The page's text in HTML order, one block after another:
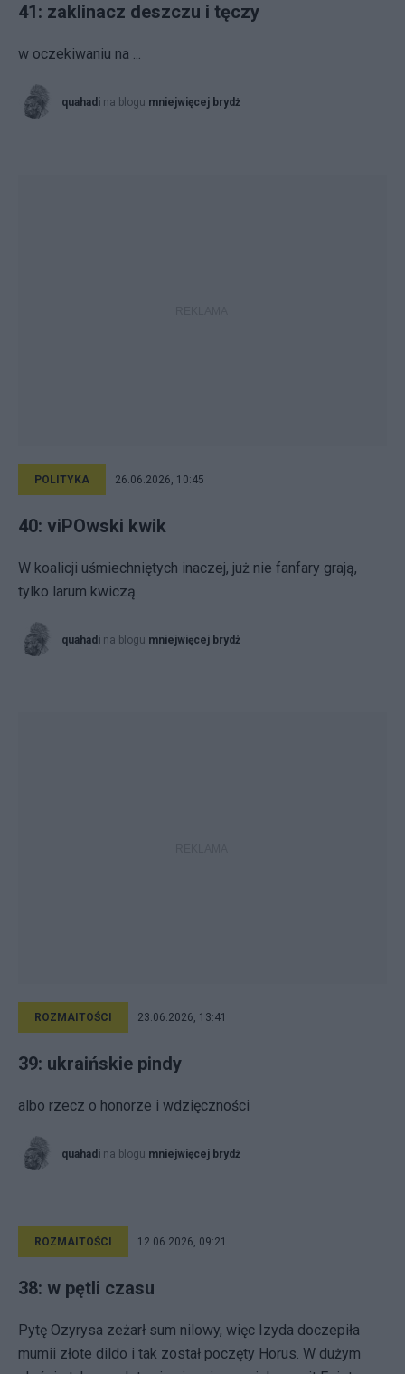
41: zaklinacz deszczu i tęczy
w oczekiwaniu na ...
quahadi na blogu mniejwięcej brydż
POLITYKA 26.06.2026, 10:45
40: viPOwski kwik
W koalicji uśmiechniętych inaczej, już nie fanfary grają,
tylko larum kwiczą
quahadi na blogu mniejwięcej brydż
ROZMAITOŚCI 23.06.2026, 13:41
39: ukraińskie pindy
albo rzecz o honorze i wdzięczności
quahadi na blogu mniejwięcej brydż
ROZMAITOŚCI 12.06.2026, 09:21
38: w pętli czasu
Pytę Ozyrysa zeżarł sum nilowy, więc Izyda doczepiła
mumii złote dildo i tak został poczęty Horus. W dużym